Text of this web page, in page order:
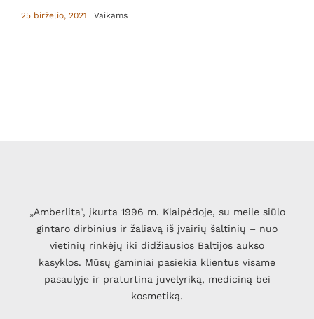
25 birželio, 2021 Vaikams
„Amberlita", įkurta 1996 m. Klaipėdoje, su meile siūlo
gintaro dirbinius ir žaliavą iš įvairių šaltinių – nuo
vietinių rinkėjų iki didžiausios Baltijos aukso
kasyklos. Mūsų gaminiai pasiekia klientus visame
pasaulyje ir praturtina juvelyriką, mediciną bei
kosmetiką.